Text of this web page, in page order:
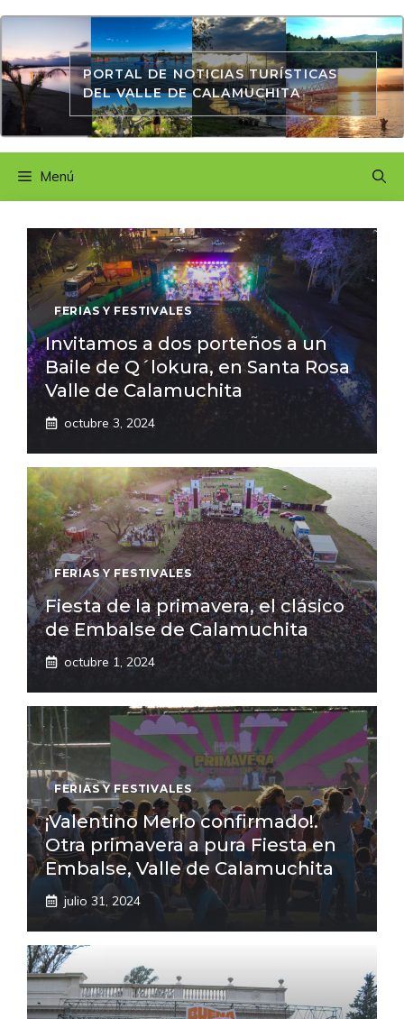
Saltar
al
contenido
PORTAL DE NOTICIAS TURÍSTICAS
DEL VALLE DE CALAMUCHITA
Menú
FERIAS Y FESTIVALES
Invitamos a dos porteños a un
Baile de Q´lokura, en Santa Rosa
Valle de Calamuchita
octubre 3, 2024
FERIAS Y FESTIVALES
Fiesta de la primavera, el clásico
de Embalse de Calamuchita
octubre 1, 2024
FERIAS Y FESTIVALES
¡Valentino Merlo confirmado!.
Otra primavera a pura Fiesta en
Embalse, Valle de Calamuchita
julio 31, 2024